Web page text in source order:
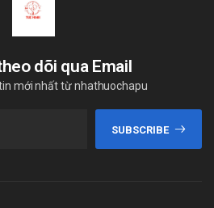
dõi qua Email
mới nhất từ nhathuochapu
SUBSCRIBE